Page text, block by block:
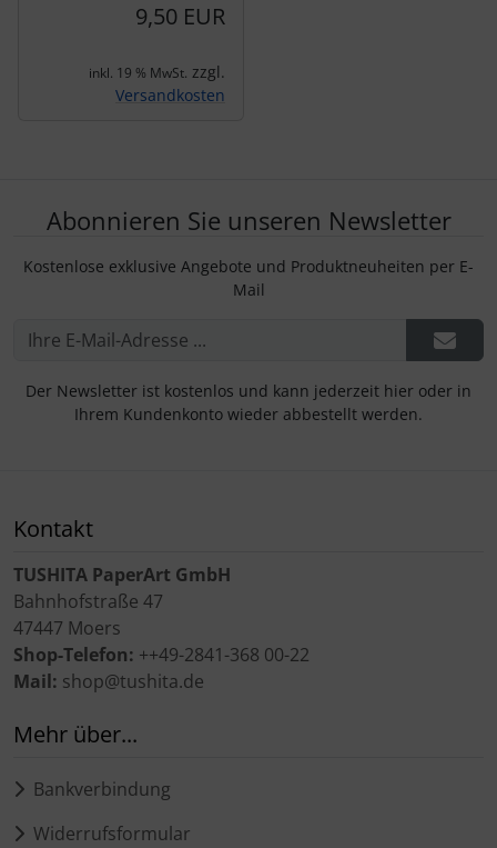
9,50 EUR
inkl. 19 % MwSt. zzgl.
Versandkosten
Abonnieren Sie unseren Newsletter
Kostenlose exklusive Angebote und Produktneuheiten per E-
Mail
Der Newsletter ist kostenlos und kann jederzeit hier oder in
Ihrem Kundenkonto wieder abbestellt werden.
Kontakt
TUSHITA PaperArt GmbH
Bahnhofstraße 47
47447 Moers
Shop-Telefon: ++49-2841-368 00-22
Mail: shop@tushita.de
Mehr über...
Bankverbindung
Widerrufsformular